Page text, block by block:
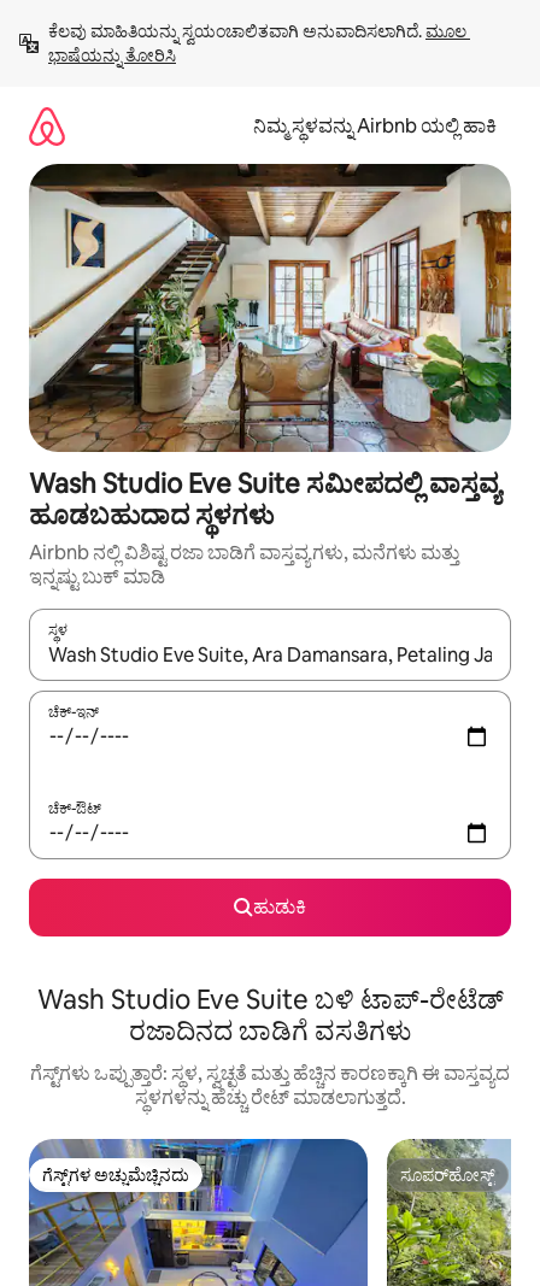
ಹೋಗಿ
ಕೆಲವು ಮಾಹಿತಿಯನ್ನು ಸ್ವಯಂಚಾಲಿತವಾಗಿ ಅನುವಾದಿಸಲಾಗಿದೆ. ಮೂಲ
ಭಾಷೆಯನ್ನು ತೋರಿಸಿ
ನಿಮ್ಮ ಸ್ಥಳವನ್ನು Airbnb ಯಲ್ಲಿ ಹಾಕಿ
Wash Studio Eve Suite ಸಮೀಪದಲ್ಲಿ ವಾಸ್ತವ್ಯ
ಹೂಡಬಹುದಾದ ಸ್ಥಳಗಳು
Airbnb ನಲ್ಲಿ ವಿಶಿಷ್ಟ ರಜಾ ಬಾಡಿಗೆ ವಾಸ್ತವ್ಯಗಳು, ಮನೆಗಳು ಮತ್ತು
ಇನ್ನಷ್ಟು ಬುಕ್ ಮಾಡಿ
ಸ್ಥಳ
ಫಲಿತಾಂಶಗಳು ಲಭ್ಯವಿರುವಾಗ, ಅಪ್ ಮತ್ತು ಡೌನ್ ಬಾಣದ ಕೀಲಿಗಳೊಂದಿಗೆ
ಚೆಕ್-ಇನ್
ಚೆಕ್-ಔಟ್
ಹುಡುಕಿ
Wash Studio Eve Suite ಬಳಿ ಟಾಪ್-ರೇಟೆಡ್
ರಜಾದಿನದ ಬಾಡಿಗೆ ವಸತಿಗಳು
ಗೆಸ್ಟ್‌ಗಳು ಒಪ್ಪುತ್ತಾರೆ: ಸ್ಥಳ, ಸ್ವಚ್ಛತೆ ಮತ್ತು ಹೆಚ್ಚಿನ ಕಾರಣಕ್ಕಾಗಿ ಈ ವಾಸ್ತವ್ಯದ
ಸ್ಥಳಗಳನ್ನು ಹೆಚ್ಚು ರೇಟ್ ಮಾಡಲಾಗುತ್ತದೆ.
ಗೆಸ್ಟ್‌ಗಳ ಅಚ್ಚುಮೆಚ್ಚಿನದು
ಗೆಸ್ಟ್‌ಗಳ ಅಚ್ಚುಮೆಚ್ಚಿನದು ಸೂಪರ್‌ಹೋಸ್ಟ್
ಸೂಪರ್‌ಹೋಸ್ಟ್